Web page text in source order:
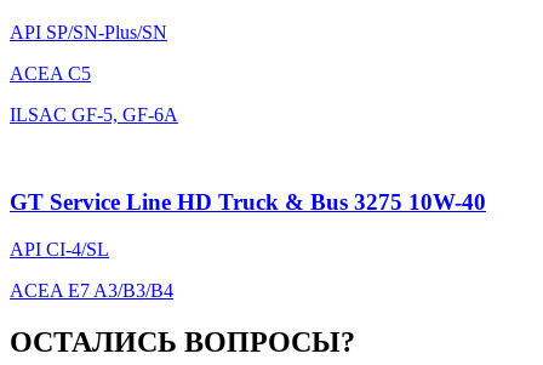
API SP/SN-Plus/SN
ACEA C5
ILSAC GF-5, GF-6A
GT Service Line HD Truck & Bus 3275 10W-40
API CI-4/SL
ACEA E7 A3/B3/B4
ОСТАЛИСЬ ВОПРОСЫ?